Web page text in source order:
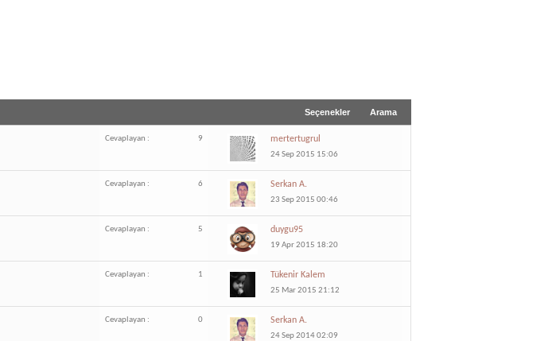
Seçenekler Arama
Cevaplayan : 9 mertertugrul
24 Sep 2015 15:06
Cevaplayan : 6 Serkan A.
23 Sep 2015 00:46
Cevaplayan : 5 duygu95
19 Apr 2015 18:20
Cevaplayan : 1 Tükenir Kalem
25 Mar 2015 21:12
Cevaplayan : 0 Serkan A.
24 Sep 2014 02:09